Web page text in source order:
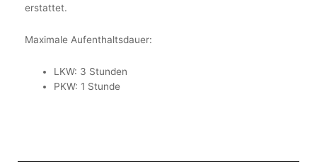
erstattet.
Maximale Aufenthaltsdauer:
LKW: 3 Stunden
PKW: 1 Stunde